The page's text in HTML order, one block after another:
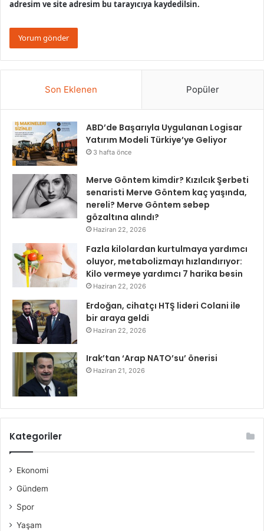
adresim ve site adresim bu tarayıcıya kaydedilsin.
Son Eklenen Popüler
ABD’de Başarıyla Uygulanan Logisar
Yatırım Modeli Türkiye’ye Geliyor
3 hafta önce
Merve Göntem kimdir? Kızılcık Şerbeti
senaristi Merve Göntem kaç yaşında,
nereli? Merve Göntem sebep
gözaltına alındı?
Haziran 22, 2026
Fazla kilolardan kurtulmaya yardımcı
oluyor, metabolizmayı hızlandırıyor:
Kilo vermeye yardımcı 7 harika besin
Haziran 22, 2026
Erdoğan, cihatçı HTŞ lideri Colani ile
bir araya geldi
Haziran 22, 2026
Irak’tan ‘Arap NATO’su’ önerisi
Haziran 21, 2026
Kategoriler
Ekonomi
Gündem
Spor
Yaşam